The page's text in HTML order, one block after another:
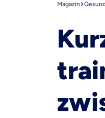
Magazin